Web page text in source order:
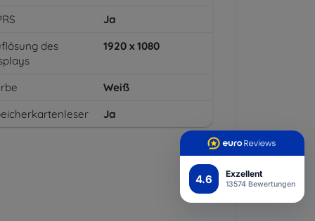
4.6 Exzellent
13574 Bewertungen
Ja
des
1920 x 1080
Weiß
Ja